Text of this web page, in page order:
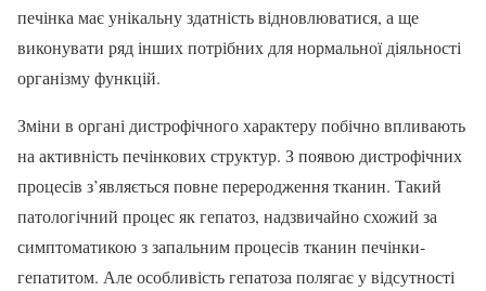
печінка має унікальну здатність відновлюватися, а ще
виконувати ряд інших потрібних для нормальної діяльності
організму функцій.
Зміни в органі дистрофічного характеру побічно впливають
на активність печінкових структур. З появою дистрофічних
процесів з’являється повне переродження тканин. Такий
патологічний процес як гепатоз, надзвичайно схожий за
симптоматикою з запальним процесів тканин печінки-
гепатитом. Але особливість гепатоза полягає у відсутності